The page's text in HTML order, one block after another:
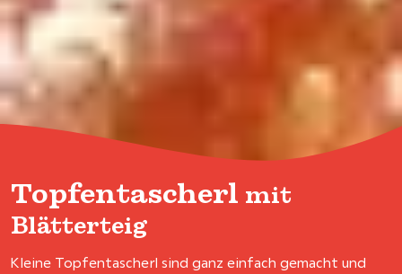
Topfentascherl mit
Blätterteig
Kleine Topfentascherl sind ganz einfach gemacht und